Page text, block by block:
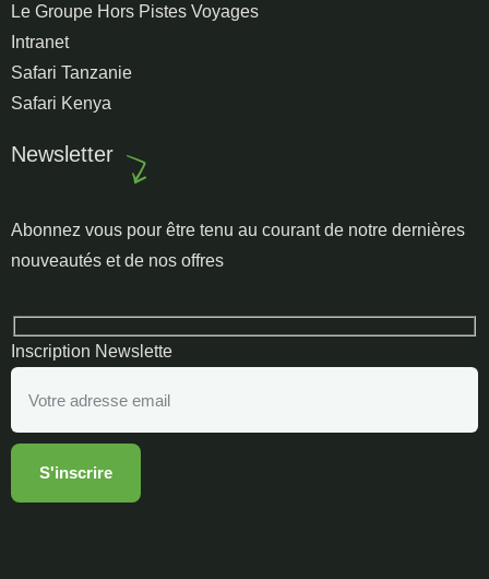
Le Groupe Hors Pistes Voyages
Intranet
Safari Tanzanie
Safari Kenya
Newsletter
Abonnez vous pour être tenu au courant de notre dernières
nouveautés et de nos offres
Inscription Newslette